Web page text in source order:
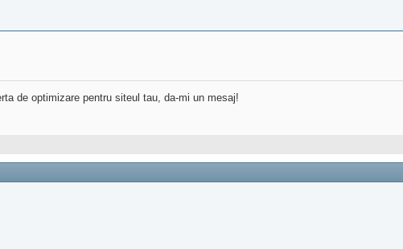
de optimizare pentru siteul tau, da-mi un mesaj!